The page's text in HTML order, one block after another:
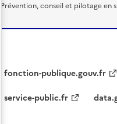
Prévention, conseil et pilotage en
fonction-publique.gouv.fr
service-public.fr